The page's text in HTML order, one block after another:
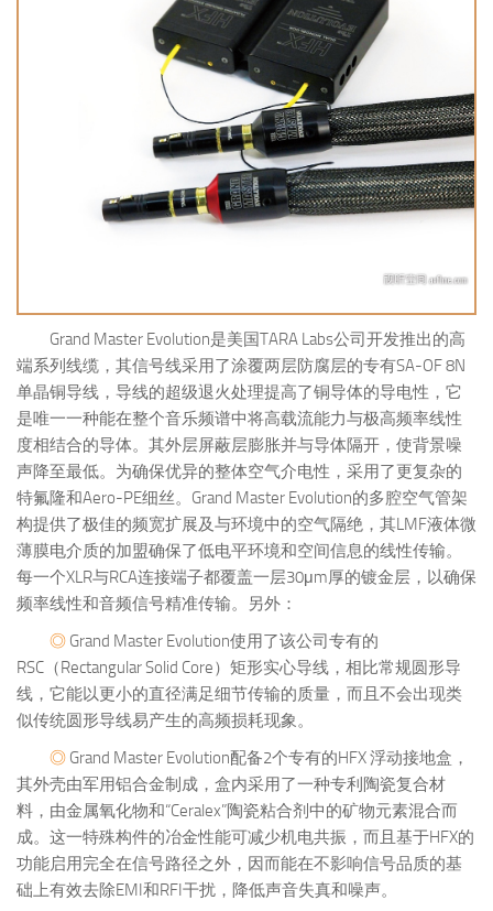
Grand Master Evolution是美国TARA Labs公司开发推出的高
端系列线缆，其信号线采用了涂覆两层防腐层的专有SA-OF 8N
单晶铜导线，导线的超级退火处理提高了铜导体的导电性，它
是唯一一种能在整个音乐频谱中将高载流能力与极高频率线性
度相结合的导体。其外层屏蔽层膨胀并与导体隔开，使背景噪
声降至最低。为确保优异的整体空气介电性，采用了更复杂的
特氟隆和Aero-PE细丝。Grand Master Evolution的多腔空气管架
构提供了极佳的频宽扩展及与环境中的空气隔绝，其LMF液体微
薄膜电介质的加盟确保了低电平环境和空间信息的线性传输。
每一个XLR与RCA连接端子都覆盖一层30μm厚的镀金层，以确保
频率线性和音频信号精准传输。另外：
◎ Grand Master Evolution使用了该公司专有的
RSC（Rectangular Solid Core）矩形实心导线，相比常规圆形导
线，它能以更小的直径满足细节传输的质量，而且不会出现类
似传统圆形导线易产生的高频损耗现象。
◎ Grand Master Evolution配备2个专有的HFX 浮动接地盒，
其外壳由军用铝合金制成，盒内采用了一种专利陶瓷复合材
料，由金属氧化物和“Ceralex”陶瓷粘合剂中的矿物元素混合而
成。这一特殊构件的冶金性能可减少机电共振，而且基于HFX的
功能启用完全在信号路径之外，因而能在不影响信号品质的基
础上有效去除EMI和RFI干扰，降低声音失真和噪声。